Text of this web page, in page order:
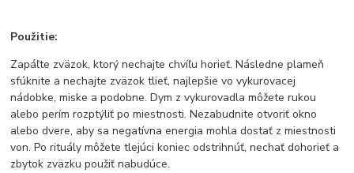
Použitie:
Zapáľte zväzok, ktorý nechajte chvíľu horieť. Následne plameň
sfúknite a nechajte zväzok tlieť, najlepšie vo vykurovacej
nádobke, miske a podobne. Dym z vykurovadla môžete rukou
alebo perím rozptýliť po miestnosti. Nezabudnite otvoriť okno
alebo dvere, aby sa negatívna energia mohla dostať z miestnosti
von. Po rituály môžete tlejúci koniec odstrihnúť, nechať dohorieť a
zbytok zväzku použiť nabudúce.